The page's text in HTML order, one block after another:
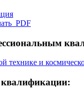
PDF
технике и